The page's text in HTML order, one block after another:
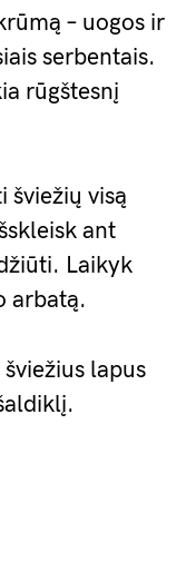
– uogos ir
serbentais.
rūgštesnį
šviežių visą
ant
Laikyk
arbatą.
lapus